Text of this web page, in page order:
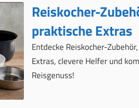
Reiskocher-
praktische Extras
Entdecke Reiskocher-
Extras, clevere Helfer und
Reisgenuss!